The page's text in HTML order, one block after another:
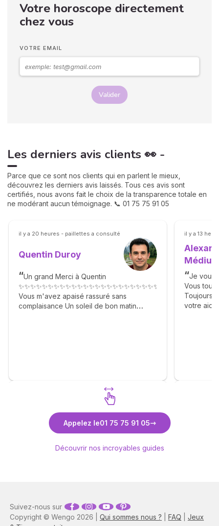
Votre horoscope directement
chez vous
VOTRE EMAIL
Valider
Les derniers avis clients 👀 -
Parce que ce sont nos clients qui en parlent le mieux,
découvrez les derniers avis laissés. Tous ces avis sont
certifiés, nous avons fait le choix de la transparence totale en
ne modérant aucun témoignage. 📞 01 75 75 91 05
il y a 20 heures - paillettes a consulté
Quentin Duroy
Un grand Merci à Quentin
✨✨✨✨✨✨✨✨✨✨✨✨✨✨✨✨✨✨✨✨✨✨✨✨✨✨✨✨✨✨✨✨✨✨
Vous m'avez apaisé rassuré sans
complaisance Un soleil de bon matin
Découvrez Quentin Duroy
il y a 13
Je vous
Vous tout
Toujours
votre aide
Appelez le01 75 75 91 05
Découvrir nos incroyables guides
Copyright © Wengo 2026 | Qui sommes nous ? FAQ
Jeux
Suivez-nous sur